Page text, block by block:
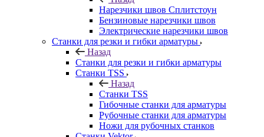
Нарезчики швов Сплитстоун
Бензиновые нарезчики швов
Электрические нарезчики швов
Станки для резки и гибки арматуры
Назад
Станки для резки и гибки арматуры
Станки TSS
Назад
Станки TSS
Гибочные станки для арматуры
Рубочные станки для арматуры
Ножи для рубочных станков